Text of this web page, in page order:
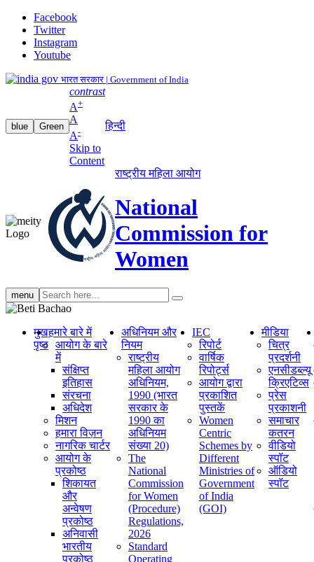
Facebook
Twitter
Instagram
Youtube
भारत सरकार | Government of India
blue Green
contrast
A+
A
A-
Skip to
Content
हिन्दी
राष्ट्रीय महिला आयोग
National
Commission for
Women
menu Search
search
मुख
पृष्ठ
हमारे बारे में
आयोग के बारे
में
संक्षिप्‍त
इतिहास
संरचना
अधिदेश
मिशन
हमारा विज़न
नागरिक चार्टर
आयोग के
प्रकोष्ठ
शिकायत
और
अन्वेषण
प्रकोष्ठ
अनिवासी
भारतीय
प्रकोष्ठ
अधिनियम और
नियम
राष्ट्रीय
महिला आयोग
अधिनियम,
1990 (भारत
सरकार के
1990 का
अधिनियम
संख्या 20)
The
National
Commission
for Women
(Procedure)
Regulations,
2026
Standard
Operating
IEC
रिपोर्ट
वार्षिक
रिपोर्ट्स
आयोग द्वारा
प्रकाशित
पुस्तकें
Women
Centric
Schemes by
Different
Ministries of
Government
of India
(GOI)
मीडिया
चित्र
प्रदर्शनी
एनसीडब्ल्यू
क्रिएटिव्स
प्रेस
प्रकाशनी
समाचार
कतरन
वीडियो
स्पॉट
ऑडियो
स्पॉट